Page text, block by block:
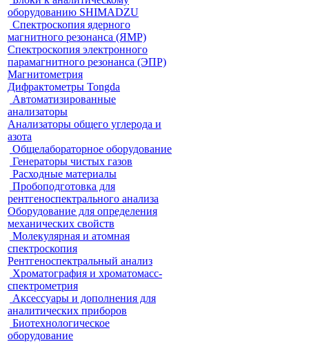
оборудованию SHIMADZU
Спектроскопия ядерного
магнитного резонанса (ЯМР)
Спектроскопия электронного
парамагнитного резонанса (ЭПР)
Магнитометрия
Дифрактометры Tongda
Автоматизированные
анализаторы
Анализаторы общего углерода и
азота
Общелабораторное оборудование
Генераторы чистых газов
Расходные материалы
Пробоподготовка для
рентгеноспектрального анализа
Оборудование для определения
механических свойств
Молекулярная и атомная
спектроскопия
Рентгеноспектральный анализ
Хроматография и хроматомасс-
спектрометрия
Аксессуары и дополнения для
аналитических приборов
Биотехнологическое
оборудование